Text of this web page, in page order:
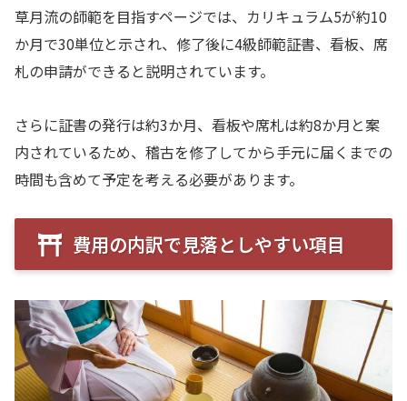
草月流の師範を目指すページでは、カリキュラム5が約10
か月で30単位と示され、修了後に4級師範証書、看板、席
札の申請ができると説明されています。
さらに証書の発行は約3か月、看板や席札は約8か月と案
内されているため、稽古を修了してから手元に届くまでの
時間も含めて予定を考える必要があります。
費用の内訳で見落としやすい項目